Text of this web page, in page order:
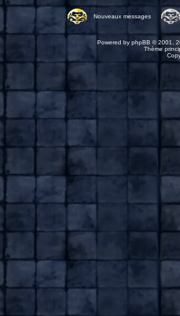
Nouveaux messages
Powered by phpBB © 2001,
Thème